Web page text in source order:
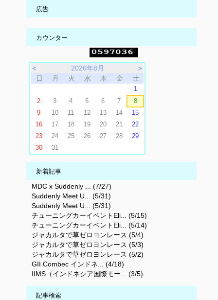
広告
カウンター
＜ 2026年8月
＞
日
月 火 水 木 金 土
1
2
3 4 5 6 7
8
9
10 11 12 13 14
15
16
17 18 19 20 21
22
23
24 25 26 27 28
29
30
31
新着記事
MDC x Suddenly ... (7/27)
Suddenly Meet U... (5/31)
Suddenly Meet U... (5/31)
チューニングカーイベントEli... (5/15)
チューニングカーイベントEli... (5/14)
ジャカルタで草ゼロヨンレース (5/4)
ジャカルタで草ゼロヨンレース (5/3)
ジャカルタで草ゼロヨンレース (5/2)
GII Combec インドネ... (4/18)
IIMS（インドネシア国際モー... (3/5)
記事検索